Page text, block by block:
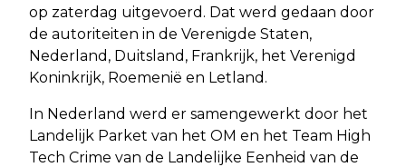
op zaterdag uitgevoerd. Dat werd gedaan door
de autoriteiten in de Verenigde Staten,
Nederland, Duitsland, Frankrijk, het Verenigd
Koninkrijk, Roemenië en Letland.
In Nederland werd er samengewerkt door het
Landelijk Parket van het OM en het Team High
Tech Crime van de Landelijke Eenheid van de